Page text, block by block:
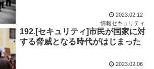
2023.02.12
情報セキュリティ
192.[セキュリティ]市民が国家に対
する脅威となる時代がはじまった
2023.02.06